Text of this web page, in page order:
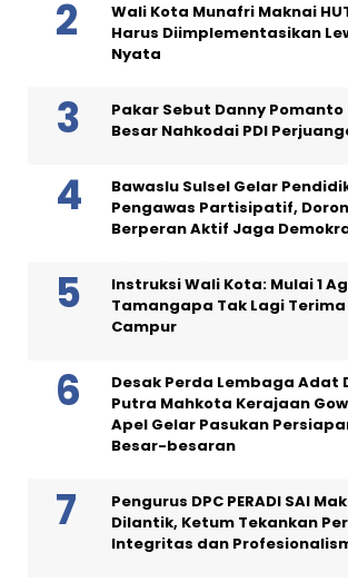
Wali Kota Munafri Maknai
Harus Diimplementasikan
Nyata
Pakar Sebut Danny Pomanto
Besar Nahkodai PDI
Bawaslu Sulsel Gelar
Pengawas Partisipatif,
Berperan Aktif Jaga
Instruksi Wali Kota: Mulai 1
Tamangapa Tak Lagi
Campur
Desak Perda Lembaga Adat
Putra Mahkota Kerajaan
Apel Gelar Pasukan
Besar-besaran
Pengurus DPC PERADI SAI
Dilantik, Ketum Tekankan
Integritas dan